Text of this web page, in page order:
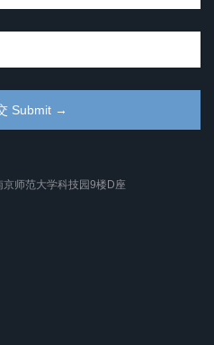
师范大学科技园9楼D座